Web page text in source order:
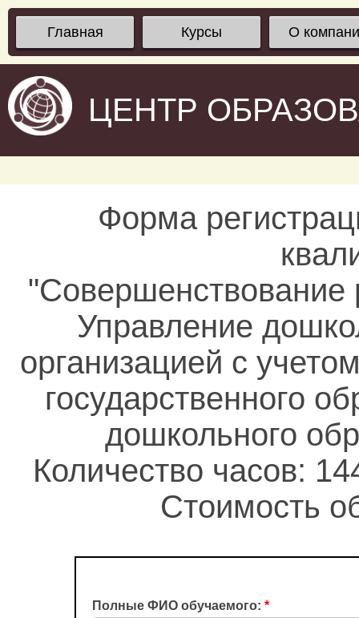
Главная Курсы О
ЦЕНТР
Форма
Управление
организацией с
государственного
дошкольного
Количество часов:
Стоимость
Полные ФИО обучаемого: *